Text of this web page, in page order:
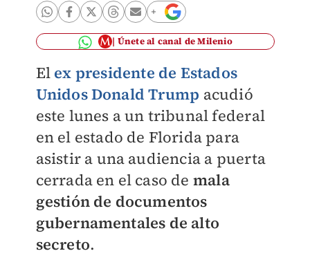
Únete al canal de Milenio
El ex presidente de Estados
Unidos Donald Trump acudió
este lunes a un tribunal federal
en el estado de Florida para
asistir a una audiencia a puerta
cerrada en el caso de mala
gestión de documentos
gubernamentales de alto
secreto.